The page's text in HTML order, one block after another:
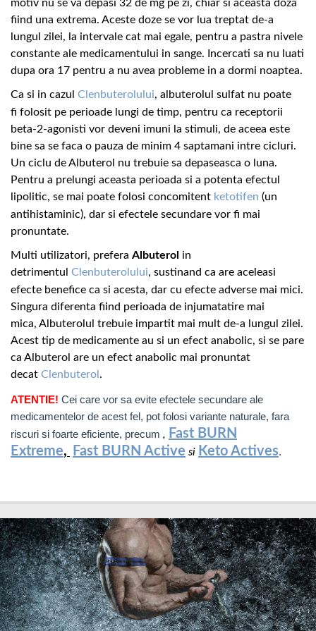
motiv nu se va depasi 32 de mg pe zi, chiar si aceasta doza
fiind una extrema. Aceste doze se vor lua treptat de-a
lungul zilei, la intervale cat mai egale, pentru a pastra nivele
constante ale medicamentului in sange. Incercati sa nu luati
dupa ora 17 pentru a nu avea probleme in a dormi noaptea.
Ca si in cazul Clenbuterolului, albuterolul sulfat nu poate
fi folosit pe perioade lungi de timp, pentru ca receptorii
beta-2-agonisti vor deveni imuni la stimuli, de aceea este
bine sa se faca o pauza de minim 4 saptamani intre cicluri.
Un ciclu de Albuterol nu trebuie sa depaseasca o luna.
Pentru a prelungi aceasta perioada si a potenta efectul
lipolitic, se mai poate folosi concomitent ketotifen (un
antihistaminic), dar si efectele secundare vor fi mai
pronuntate.
Multi utilizatori, prefera Albuterol in
detrimentul Clenbuterolului, sustinand ca are aceleasi
efecte benefice ca si acesta, dar cu efecte adverse mai mici.
Singura diferenta fiind perioada de injumatatire mai
mica, Albuterolul trebuie impartit mai mult de-a lungul zilei.
Acest tip de medicamente au si un efect anabolic, si se pare
ca Albuterol are un efect anabolic mai pronuntat
decat Clenbuterol .
ATENTIE! Cei care vor sa evite efectele secundare ale
medicamentelor de acest fel, pot folosi variante naturale, fara
riscuri si foarte eficiente, precum , Fast BURN
Extreme, Fast BURN Active si Keto Actives.